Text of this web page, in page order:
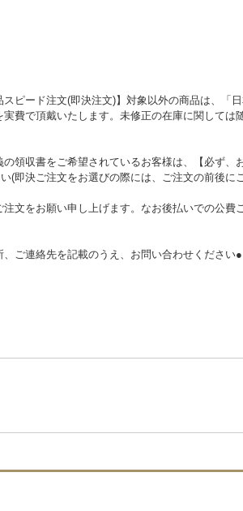
ピード注文(即決注文)】対象以外の商品は、「
費で頂戴いたします。未修正の在庫に関して
領収書をご希望されているお客様は、【必ず、
(即決ご注文をお選びの際には、ご注文の前後に
文をお願い申し上げます。なお後払いでの公費
ご連絡先を記載のうえ、お問い合わせください●